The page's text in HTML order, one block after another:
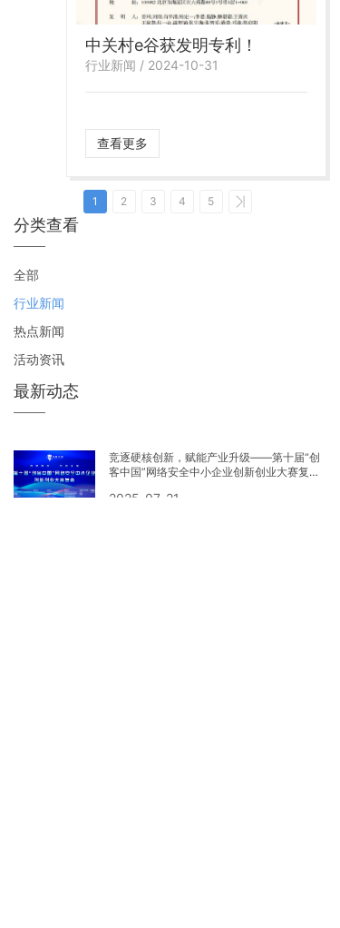
中关村e谷获发明专利！
行业新闻 / 2024-10-31
查看更多
1 2 3 4 5
分类查看
全部
行业新闻
热点新闻
活动资讯
最新动态
竞逐硬核创新，赋能产业升级——第十届“创
客中国”网络安全中小企业创新创业大赛复赛
2025-07-21